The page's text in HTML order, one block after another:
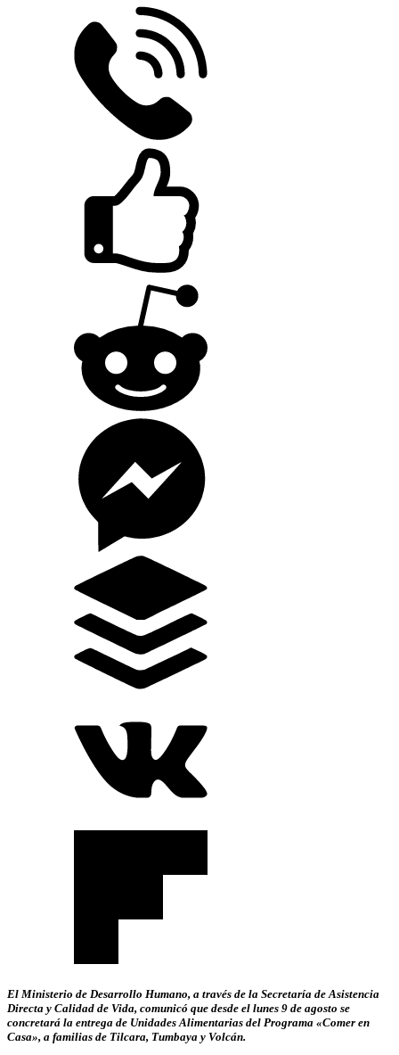
El Ministerio de Desarrollo Humano, a través de la Secretaría de Asistencia
Directa y Calidad de Vida, comunicó que desde el lunes 9 de agosto se
concretará la entrega de Unidades Alimentarias del Programa «Comer en
Casa», a familias de Tilcara, Tumbaya y Volcán.